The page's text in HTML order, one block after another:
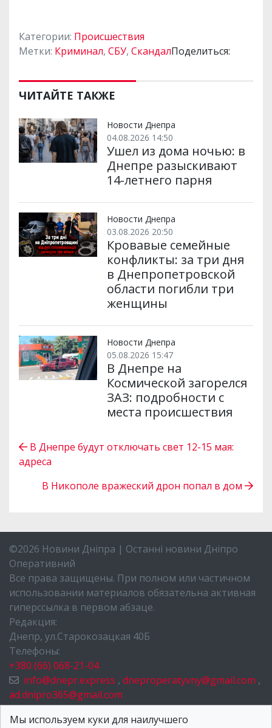
Категории: Происшествия
Метки: Криминал, СБУ, СкандалПоделиться:
ЧИТАЙТЕ ТАКЖЕ
Новости Днепра
04.08.2026 14:50
Ушел из дома ночью: в
Днепре разыскивают
14-летнего парня
Новости Днепра
03.08.2026 20:50
Кровавые семейные
конфликты: за три дня
в Днепропетровской
области погибли три
женщины
Новости Днепра
05.08.2026 15:47
В Днепре на
Космической загорелся
ЗАЗ: подробности с
места происшествия
В Днепре будут отключать свет 12-15 мая:
адреса
В Никополе вражеский дрон попал в дом
©2026 Новини Дніпра | Останні новини Дніпро
Оперативний
Все права защищены. При полном или частичном
использовании материалов обязательна активная
гиперссылка в первом абзаце.
Редакция:
Днепр, ул.Старокозацкая 40Б
Телефоны:
+380 (66) 068-21-04
info@dnepr.express , dneproperatyvny@gmail.com ,
ad.dnipro365@gmail.com
НОВОСТИ ДНЕПРА
Мы используем куки для наилучшего